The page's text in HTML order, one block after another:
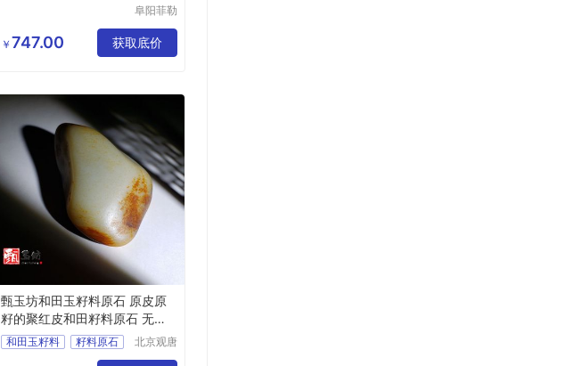
阜阳菲勒
公司
￥ 747.00 获取底价
甄玉坊和田玉籽料原石 原皮原
籽的聚红皮和田籽料原石 无修
无二上
和田玉籽料
籽料原石
北京观唐